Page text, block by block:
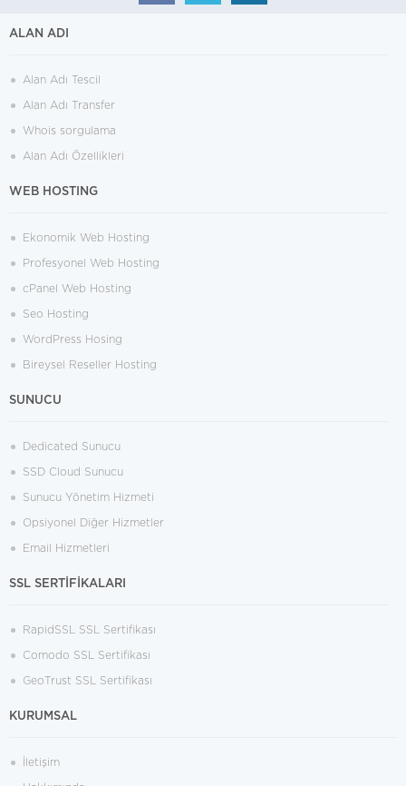
ALAN ADI
Alan Adı Tescil
Alan Adı Transfer
Whois sorgulama
Alan Adı Özellikleri
WEB HOSTING
Ekonomik Web Hosting
Profesyonel Web Hosting
cPanel Web Hosting
Seo Hosting
WordPress Hosing
Bireysel Reseller Hosting
SUNUCU
Dedicated Sunucu
SSD Cloud Sunucu
Sunucu Yönetim Hizmeti
Opsiyonel Diğer Hizmetler
Email Hizmetleri
SSL SERTİFİKALARI
RapidSSL SSL Sertifikası
Comodo SSL Sertifikası
GeoTrust SSL Sertifikası
KURUMSAL
İletişim